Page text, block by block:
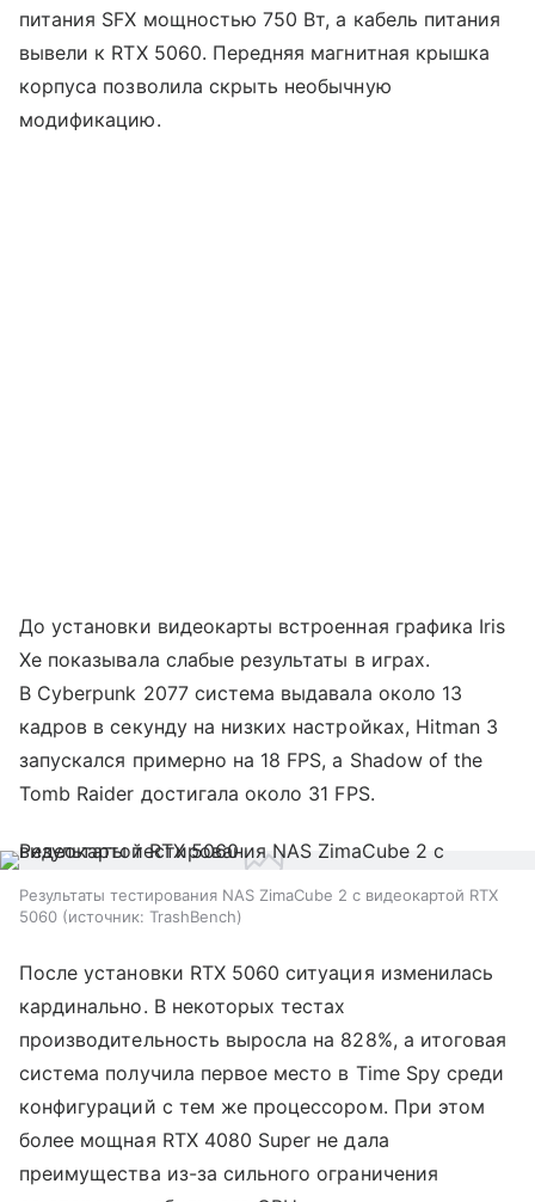
питания SFX мощностью 750 Вт, а кабель питания
вывели к RTX 5060. Передняя магнитная крышка
корпуса позволила скрыть необычную
модификацию.
До установки видеокарты встроенная графика Iris
Xe показывала слабые результаты в играх.
В Cyberpunk 2077 система выдавала около 13
кадров в секунду на низких настройках, Hitman 3
запускался примерно на 18 FPS, а Shadow of the
Tomb Raider достигала около 31 FPS.
Результаты тестирования NAS ZimaCube 2 с видеокартой RTX
5060
источник: TrashBench
После установки RTX 5060 ситуация изменилась
кардинально. В некоторых тестах
производительность выросла на 828%, а итоговая
система получила первое место в Time Spy среди
конфигураций с тем же процессором. При этом
более мощная RTX 4080 Super не дала
преимущества из-за сильного ограничения